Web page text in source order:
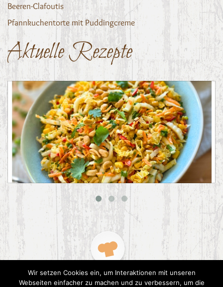
Beeren-Clafoutis
Pfannkuchentorte mit Puddingcreme
Aktuelle Rezepte
Asiatischer Chinakohl-Salat
Wir setzen Cookies ein, um Interaktionen mit unseren
Webseiten einfacher zu machen und zu verbessern, um die